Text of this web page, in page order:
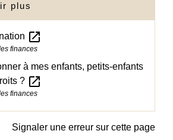
plus
open_in_new
finances
à mes enfants, petits-enfants
? open_in_new
finances
Signaler une erreur sur cette page